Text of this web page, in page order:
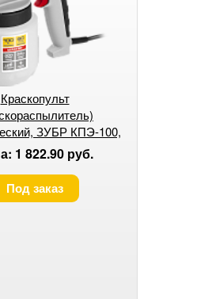
Краскопульт
ЗУБР КПЭ-100,
0-300мл/мин
1 822.90 руб.
Под заказ